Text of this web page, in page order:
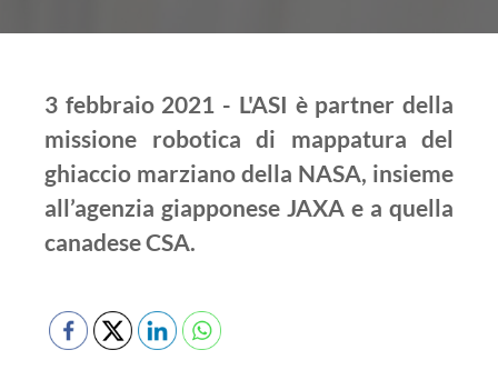
3 febbraio 2021 - L'ASI è partner della
missione robotica di mappatura del
ghiaccio marziano della NASA, insieme
all’agenzia giapponese JAXA e a quella
canadese CSA.